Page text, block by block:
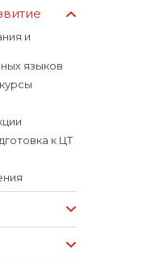
и
языков
к ЦТ